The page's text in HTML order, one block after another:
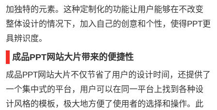
加独特的元素。这种定制化的功能让用户能够在不改变
整体设计的情况下，加入自己的创意和个性，使得PPT更
具辨识度。
成品PPT网站大片带来的便捷性
成品PPT网站大片不仅节省了用户的设计时间，还提供了
一个集中式的平台，用户可以在同一平台上找到各种设
计风格的模板，极大地方便了使用者的选择和操作。此